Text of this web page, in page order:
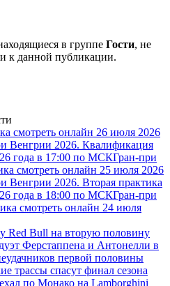
в группе Гости, не
к данной публикации.
смотреть онлайн 26 июля 2026
Венгрии 2026. Квалификация
года в 17:00 по МСКГран-при
смотреть онлайн 25 июля 2026
Венгрии 2026. Вторая практика
года в 18:00 по МСКГран-при
смотреть онлайн 24 июля
Red Bull на вторую половину
Ферстаппена и Антонелли в
первой половины
трассы спасут финал сезона
по Монако на Lamborghini